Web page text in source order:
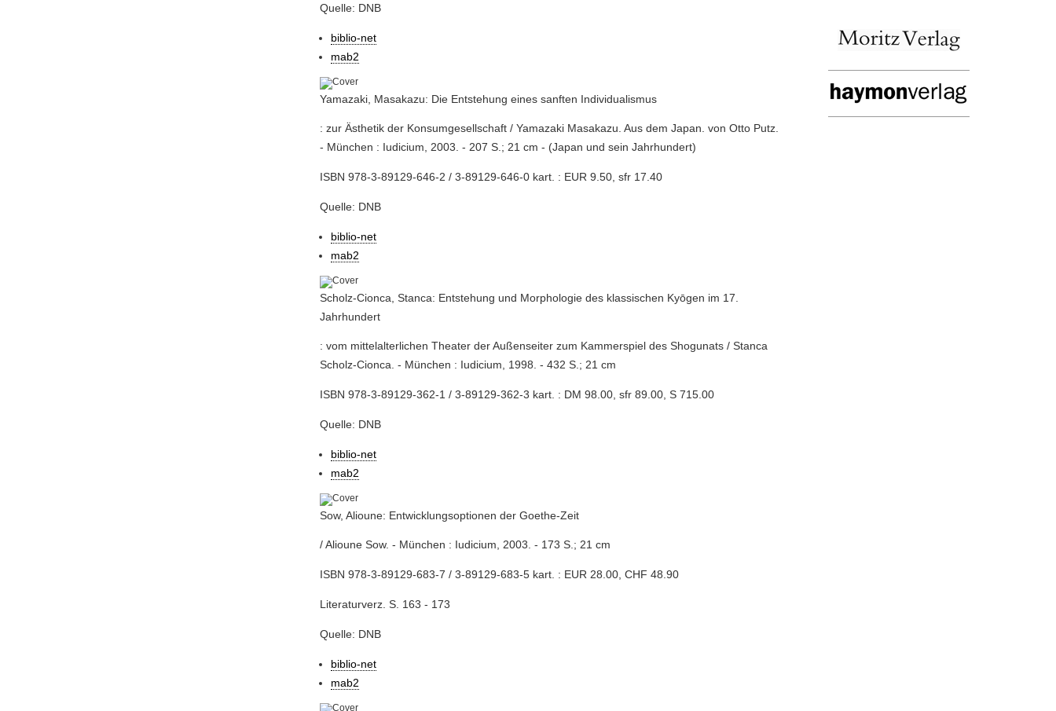
Quelle: DNB
biblio-net
mab2
Yamazaki, Masakazu: Die Entstehung eines sanften Individualismus
: zur Ästhetik der Konsumgesellschaft / Yamazaki Masakazu. Aus dem Japan. von Otto Putz.
- München : Iudicium, 2003. - 207 S.; 21 cm - (Japan und sein Jahrhundert)
ISBN 978-3-89129-646-2 / 3-89129-646-0 kart. : EUR 9.50, sfr 17.40
Quelle: DNB
biblio-net
mab2
Scholz-Cionca, Stanca: Entstehung und Morphologie des klassischen Kyōgen im 17.
Jahrhundert
: vom mittelalterlichen Theater der Außenseiter zum Kammerspiel des Shogunats / Stanca
Scholz-Cionca. - München : Iudicium, 1998. - 432 S.; 21 cm
ISBN 978-3-89129-362-1 / 3-89129-362-3 kart. : DM 98.00, sfr 89.00, S 715.00
Quelle: DNB
biblio-net
mab2
Sow, Alioune: Entwicklungsoptionen der Goethe-Zeit
/ Alioune Sow. - München : Iudicium, 2003. - 173 S.; 21 cm
ISBN 978-3-89129-683-7 / 3-89129-683-5 kart. : EUR 28.00, CHF 48.90
Literaturverz. S. 163 - 173
Quelle: DNB
biblio-net
mab2